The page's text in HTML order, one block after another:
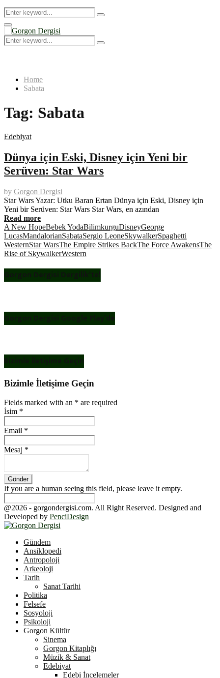
Search
for:
Search
Primary
Menu
Search
for:
Search
Home
Sabata
Tag: Sabata
Edebiyat
Dünya için Eski, Disney için Yeni bir
Serüven: Star Wars
by Gorgon Dergisi
Star Wars Yazar: Utku Baran Ertan Dünya için Eski, Disney için
Yeni bir Serüven: Star Wars Star Wars, en azından
Read more
A New HopeBebek YodaBilimkurguDisneyGeorge
LucasMandalorianSabataSergio LeoneSkywalkerSpaghetti
WesternStar WarsThe Empire Strikes BackThe Force AwakensThe
Rise of SkywalkerWestern
Gorgon Dergisi Dergilik’te!
Gorgon Dergisi Google Play’de
Bizimle İletişime Geçin
Bizimle İletişime Geçin
Fields marked with an * are required
İsim *
Email *
Mesaj *
If you are a human seeing this field, please leave it empty.
@2026 - gorgondergisi.com. All Right Reserved. Designed and
Developed by PenciDesign
Gündem
Ansiklopedi
Antropoloji
Arkeoloji
Tarih
Sanat Tarihi
Politika
Felsefe
Sosyoloji
Psikoloji
Gorgon Kültür
Sinema
Gorgon Kitaplığı
Müzik & Sanat
Edebiyat
Edebi İncelemeler